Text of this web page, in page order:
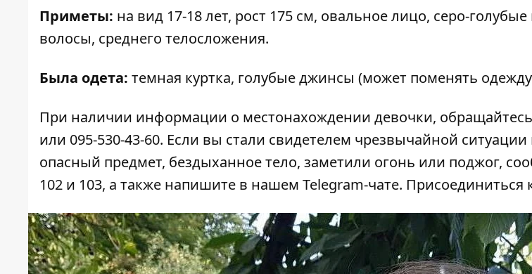
Приметы: на вид 17-18 лет, рост 175 см, овальное лицо, серо-
волосы, среднего телосложения.
Была одета: темная куртка, голубые джинсы (может поменять
При наличии информации о местонахождении девочки,
или 095-530-43-60. Если вы стали свидетелем чрезвычайной
опасный предмет, бездыханное тело, заметили огонь или поджог,
102 и 103, а также напишите в нашем Telegram-чате.